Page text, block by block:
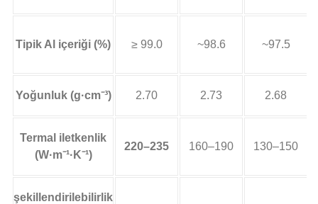
Tipik Al içeriği (%) ≥ 99.0 ~98.6 ~97.5
Yoğunluk (g·cm⁻³) 2.70 2.73 2.68
Termal iletkenlik
(W·m⁻¹·K⁻¹)
220–235 160–190 130–150
şekillendirilebilirlik